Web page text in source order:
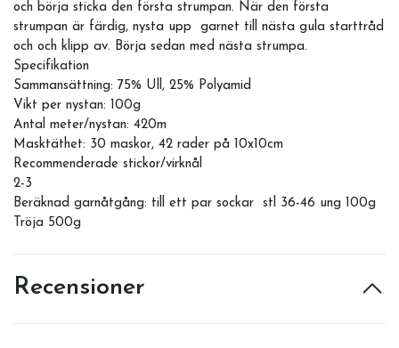
och börja sticka den första strumpan. När den första
strumpan är färdig, nysta upp garnet till nästa gula starttråd
och och klipp av. Börja sedan med nästa strumpa.
Specifikation
Sammansättning: 75% Ull, 25% Polyamid
Vikt per nystan: 100g
Antal meter/nystan: 420m
Masktäthet: 30 maskor, 42 rader på 10x10cm
Recommenderade stickor/virknål
2-3
Beräknad garnåtgång: till ett par sockar stl 36-46 ung 100g
Tröja 500g
Recensioner